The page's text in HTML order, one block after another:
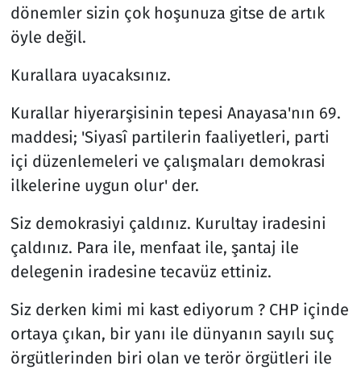
dönemler sizin çok hoşunuza gitse de artık
öyle değil.
Kurallara uyacaksınız.
Kurallar hiyerarşisinin tepesi Anayasa'nın 69.
maddesi; 'Siyasî partilerin faaliyetleri, parti
içi düzenlemeleri ve çalışmaları demokrasi
ilkelerine uygun olur' der.
Siz demokrasiyi çaldınız. Kurultay iradesini
çaldınız. Para ile, menfaat ile, şantaj ile
delegenin iradesine tecavüz ettiniz.
Siz derken kimi mi kast ediyorum ? CHP içinde
ortaya çıkan, bir yanı ile dünyanın sayılı suç
örgütlerinden biri olan ve terör örgütleri ile